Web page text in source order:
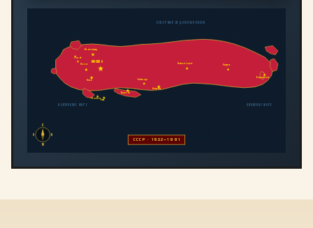
МОСКВА
Ленинград
Киев
Минск
Ташкент
Алма-Ата
Байконур
Новосибирск Иркутск
Владивосток
ТбилисиБаку
Рига
С
Ю
З
В
СССР · 1922—1991
БАЛТИЙСКОЕ МОРЕ
СЕВЕРНЫЙ ЛЕДОВИТЫЙ ОКЕАН
ЯПОНСКОЕ МОРЕ